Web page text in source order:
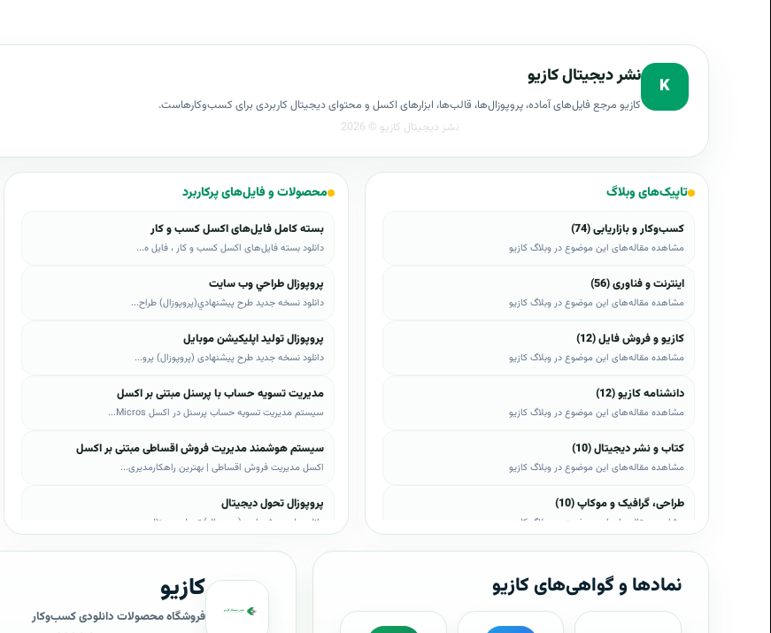
K نشر دیجیتال کازیو
کازیو مرجع فایل‌های آماده، پروپوزال‌ها، قالب‌ها، ابزارهای اکسل و محتوای دیجیتال کاربردی برای کسب‌وکارهاست.
تاپیک‌های وبلاگ
کسب‌وکار و بازاریابی (74)
مشاهده مقاله‌های این موضوع در وبلاگ کازیو
اینترنت و فناوری (56)
مشاهده مقاله‌های این موضوع در وبلاگ کازیو
کازیو و فروش فایل (12)
مشاهده مقاله‌های این موضوع در وبلاگ کازیو
دانشنامه کازیو (12)
مشاهده مقاله‌های این موضوع در وبلاگ کازیو
کتاب و نشر دیجیتال (10)
مشاهده مقاله‌های این موضوع در وبلاگ کازیو
طراحی، گرافیک و موکاپ (10)
مشاهده مقاله‌های این موضوع در وبلاگ کازیو
مشاهده مقاله‌های این موضوع در وبلاگ کازیو
موبایل و اندروید (6)
محصولات و فایل‌های پرکاربرد
بسته کامل فایل‌های اکسل کسب و کار
دانلود بسته فایل‌های اکسل کسب و کار ، فایل ه...
پروپوزال طراحي وب سايت
دانلود نسخه جدید طرح پيشنهادي(پروپوزال) طراح...
پروپوزال تولید اپلیکیشن موبایل
دانلود نسخه جدید طرح پیشنهادی (پروپوزال) پرو...
مدیریت تسویه حساب با پرسنل مبتنی بر اکسل
سیستم مدیریت تسویه حساب پرسنل در اکسل Micros...
سیستم هوشمند مدیریت فروش اقساطی مبتنی بر اکسل
اکسل مدیریت فروش اقساطی | بهترین راهکارمدیری...
پروپوزال تحول دیجیتال
دانلود طرح پیشنهادی (پروپوزال) تحول دیجیتال،...
پروپوزال AI
دانلود طرح پيشنهادي(پروپوزال) هوش مصنوعی (AI...
پروپوزال بیزاجی
نمادها و گواهی‌های کازیو کازیو
فروشگاه محصولات دانلودی کسب‌وکار